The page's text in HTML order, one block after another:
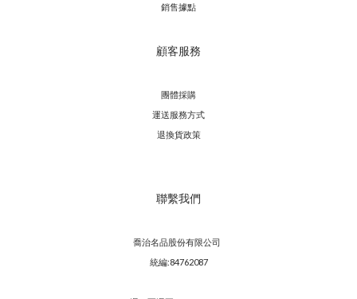
銷售據點
顧客服務
團體採購
運送服務方式
退換貨政策
聯繫我們
喬治名品股份有限公司
統編:84762087